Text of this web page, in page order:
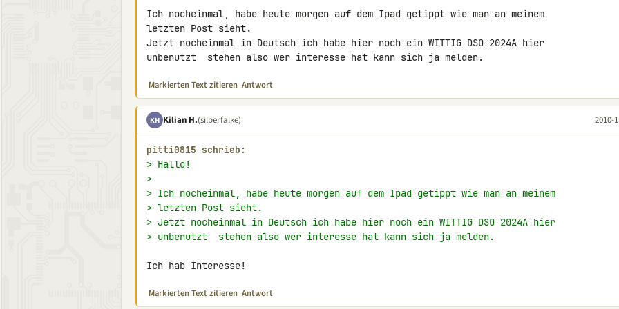
Ich nocheinmal, habe heute morgen auf dem Ipad getippt wie man an meinem
letzten Post sieht.
Jetzt nocheinmal in Deutsch ich habe hier noch ein WITTIG DSO 2024A hier
unbenutzt  stehen also wer interesse hat kann sich ja melden.
Markierten Text zitieren Antwort
KH Kilian H.(silberfalke) 2010-
pitti0815 schrieb:
> Hallo!
>
> Ich nocheinmal, habe heute morgen auf dem Ipad getippt wie man an meinem
> letzten Post sieht.
> Jetzt nocheinmal in Deutsch ich habe hier noch ein WITTIG DSO 2024A hier
> unbenutzt  stehen also wer interesse hat kann sich ja melden.
Ich hab Interesse!
Markierten Text zitieren Antwort